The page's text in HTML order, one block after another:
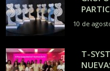
10 de
T-